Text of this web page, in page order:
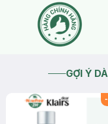
GỢI Ý
-